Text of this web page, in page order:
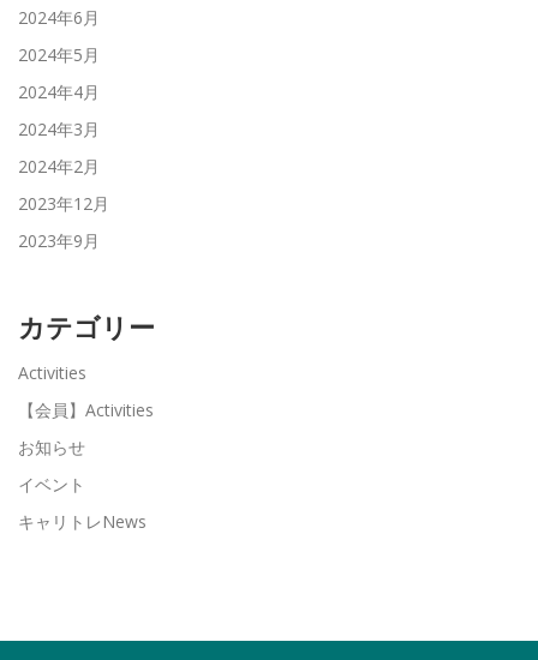
2024年6月
2024年5月
2024年4月
2024年3月
2024年2月
2023年12月
2023年9月
カテゴリー
Activities
【会員】Activities
お知らせ
イベント
キャリトレNews